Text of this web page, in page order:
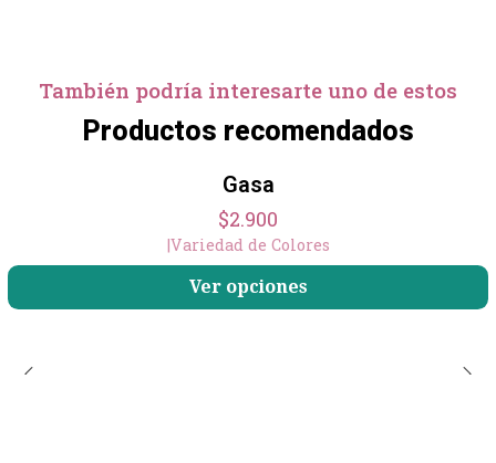
También podría interesarte uno de estos
Productos recomendados
+5
Gasa
$2.900
|Variedad de Colores
Ver opciones